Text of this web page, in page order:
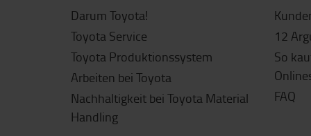
Darum Toyota!
Toyota Service
Toyota Produktionssystem
Arbeiten bei Toyota
Nachhaltigkeit bei Toyota Material
Handling
12
So
FAQ